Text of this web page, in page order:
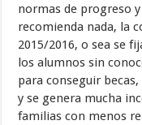
normas de progreso
recomienda nada, la
2015/2016, o sea se
los alumnos sin
para conseguir
y se genera mucha
familias con menos